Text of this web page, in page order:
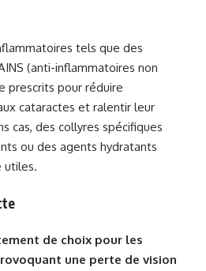
tels que des
(anti-inflammatoires non
prescrits pour réduire
cataractes et ralentir leur
cas, des collyres spécifiques
ou des agents hydratants
utiles.
de choix pour les
une perte de vision